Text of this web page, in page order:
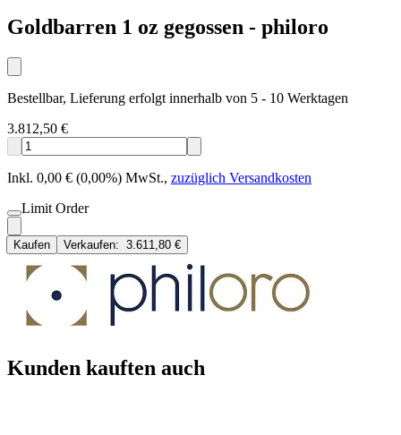
Goldbarren 1 oz gegossen - philoro
Bestellbar, Lieferung erfolgt innerhalb von 5 - 10 Werktagen
3.812,50 €
Inkl. 0,00 € (0,00%) MwSt., zuzüglich Versandkosten
Limit Order
Kaufen Verkaufen: 3.611,80 €
Kunden kauften auch